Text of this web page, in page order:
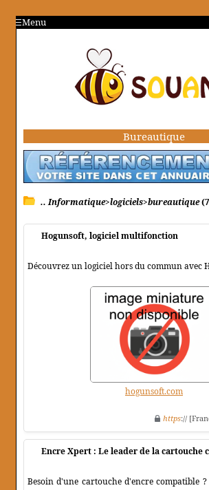
Menu
Bureautique
.. Informatique>logiciels>bureautique
Hogunsoft, logiciel multifonction
Découvrez un logiciel hors du commun avec
hogunsoft.com
https://
Encre Xpert : Le leader de la cartouche
Besoin d'une cartouche d'encre compatible